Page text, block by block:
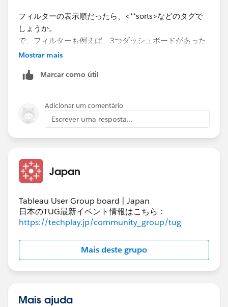
フィルターの表示順だったら、<**sorts>などのタグで
しょうか。
で、フィルターも例えば、3つダッシュボードがあった
ら、どのsortなのかが分かりません。
XMLの記載の順番も例えばダッシュボードの左から順番
かピンポイントにタグを見つけられなかったのですが、
見つけ方がありますでしょうか。
例えば、まず<***>で検索、そのブロック内で<*-sort>を
Mostrar mais
Marcar como útil
Adicionar um comentário
Escrever uma resposta...
Japan
Tableau User Group board | Japan
日本のTUG最新イベント情報はこちら：
https://techplay.jp/community_group/tug
Mais deste grupo
Mais ajuda